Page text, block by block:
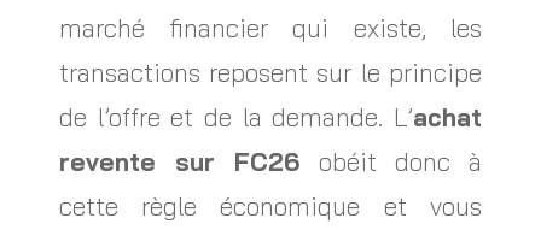
marché financier qui existe, les
transactions reposent sur le principe
de l’offre et de la demande. L’achat
revente sur FC26 obéit donc à
cette règle économique et vous